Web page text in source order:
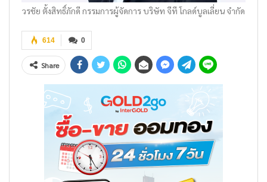
วรชัย ตั้งสิทธิ์ภักดี กรรมการผู้จัดการ บริษัท จีที โกลด์บูลเลี่ยน จำกัด
0
614
Share